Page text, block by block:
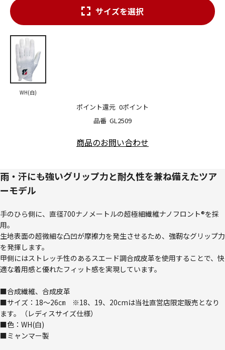
品番 GL2509
ポイント還元 0ポイント
サイズを選択
WH(白)
商品のお問い合わせ
雨・汗にも強いグリップ力と耐久性を兼ね備えたツア
ーモデル
手のひら側に、直径700ナノメートルの超極細繊維ナノフロント®を採
用。
生地表面の超微細な凸凹が摩擦力を発生させるため、強靭なグリップ力
を発揮します。
甲側にはストレッチ性のあるスエード調合成皮革を使用することで、快
適な着用感と優れたフィット感を実現しています。
■合成繊維、合成皮革
■サイズ：18～26㎝ ※18、19、20cmは当社直営店限定販売となり
ます。（レディスサイズ仕様）
■色：WH(白)
■ミャンマー製